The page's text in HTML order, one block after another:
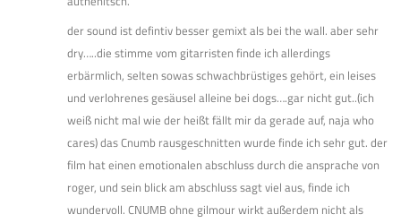
der sound ist defintiv besser gemixt als bei the wall. aber sehr
dry…..die stimme vom gitarristen finde ich allerdings
erbärmlich, selten sowas schwachbrüstiges gehört, ein leises
und verlohrenes gesäusel alleine bei dogs….gar nicht gut..(ich
weiß nicht mal wie der heißt fällt mir da gerade auf, naja who
cares) das Cnumb rausgeschnitten wurde finde ich sehr gut. der
film hat einen emotionalen abschluss durch die ansprache von
roger, und sein blick am abschluss sagt viel aus, finde ich
wundervoll. CNUMB ohne gilmour wirkt außerdem nicht als